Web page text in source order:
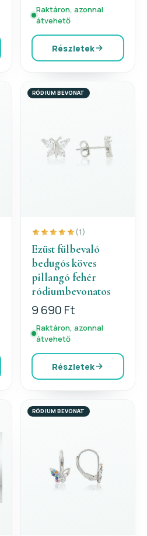
Raktáron, azonnal
átvehető
Részletek
RÓDIUM BEVONAT
(1)
Ezüst fülbevaló
bedugós köves
pillangó fehér
ródiumbevonatos
9 690 Ft
Raktáron, azonnal
átvehető
Részletek
RÓDIUM BEVONAT